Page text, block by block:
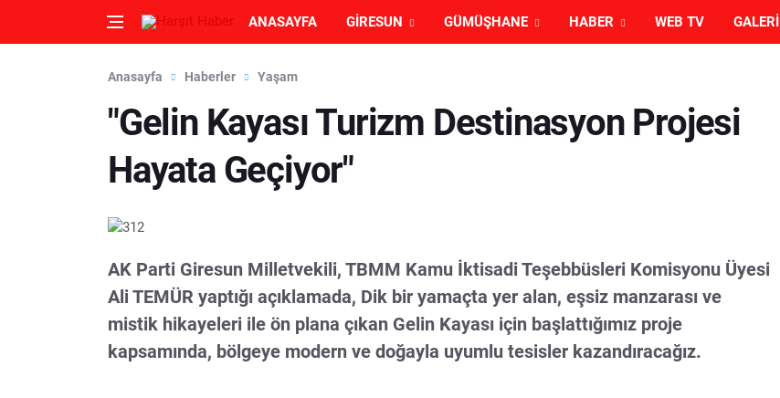
ANASAYFA GIRESUN GÜMÜŞHANE HABER WEB TV GALERI
Anasayfa Haberler Yaşam
"Gelin Kayası Turizm Destinasyon Projesi
Hayata Geçiyor"
AK Parti Giresun Milletvekili, TBMM Kamu İktisadi Teşebbüsleri Komisyonu Üyesi
Ali TEMÜR yaptığı açıklamada, Dik bir yamaçta yer alan, eşsiz manzarası ve
mistik hikayeleri ile ön plana çıkan Gelin Kayası için başlattığımız proje
kapsamında, bölgeye modern ve doğayla uyumlu tesisler kazandıracağız.